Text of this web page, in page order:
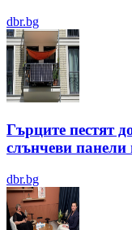
dbr.bg
Гърците пестят
слънчеви панели
dbr.bg